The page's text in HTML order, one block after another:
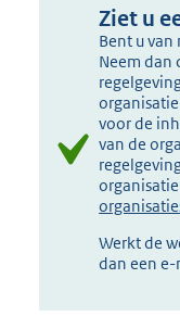
Ziet u
Bent u
Neem dan
voor de
van de
Werkt de
dan een